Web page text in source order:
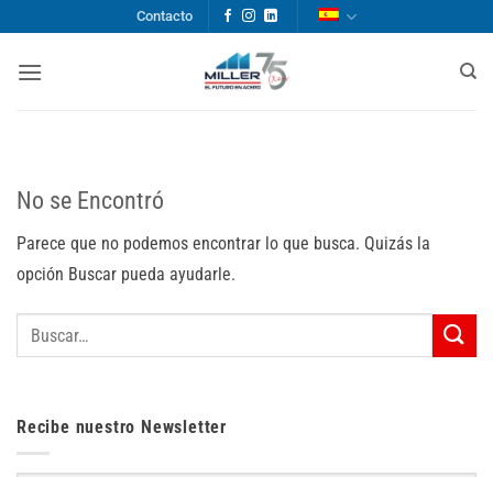
al
contenido
Contacto
No se Encontró
Parece que no podemos encontrar lo que busca. Quizás la
opción Buscar pueda ayudarle.
Recibe nuestro Newsletter